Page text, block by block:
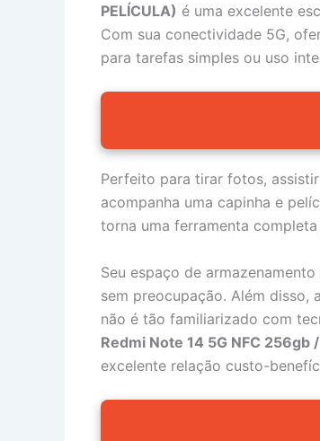
PELÍCULA) é uma excelente
Com sua conectividade 5G,
para tarefas simples ou uso
Perfeito para tirar fotos,
acompanha uma capinha e
torna uma ferramenta
Seu espaço de
sem preocupação. Além
não é tão familiarizado com
Redmi Note 14 5G NFC 256gb
excelente relação custo-